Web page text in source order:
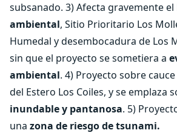
subsanado. 3) Afecta gravemente el
ambiental, Sitio Prioritario Los
Humedal y desembocadura de Los
sin que el proyecto se sometiera a
ambiental. 4) Proyecto sobre
del Estero Los Coiles, y se emplaza
inundable y pantanosa. 5)
una zona de riesgo de tsunami.